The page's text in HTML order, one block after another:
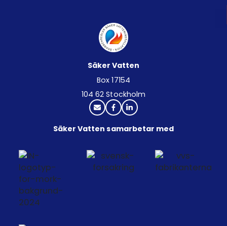
Säker Vatten
Box 17154
104 62 Stockholm
Säker Vatten samarbetar med